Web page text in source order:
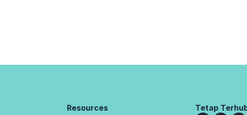
Resources Tetap